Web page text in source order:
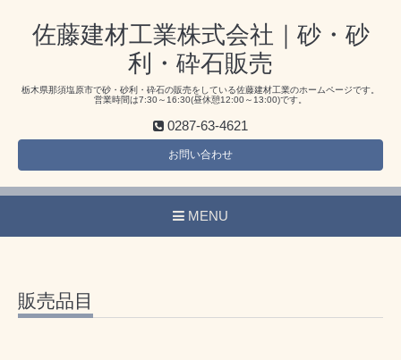
佐藤建材工業株式会社｜砂・砂
利・砕石販売
栃木県那須塩原市で砂・砂利・砕石の販売をしている佐藤建材工業のホームページです。
営業時間は7:30～16:30(昼休憩12:00～13:00)です。
0287-63-4621
お問い合わせ
MENU
販売品目